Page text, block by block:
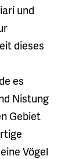
und
dieses
es
Nistung
Gebiet
Vögel